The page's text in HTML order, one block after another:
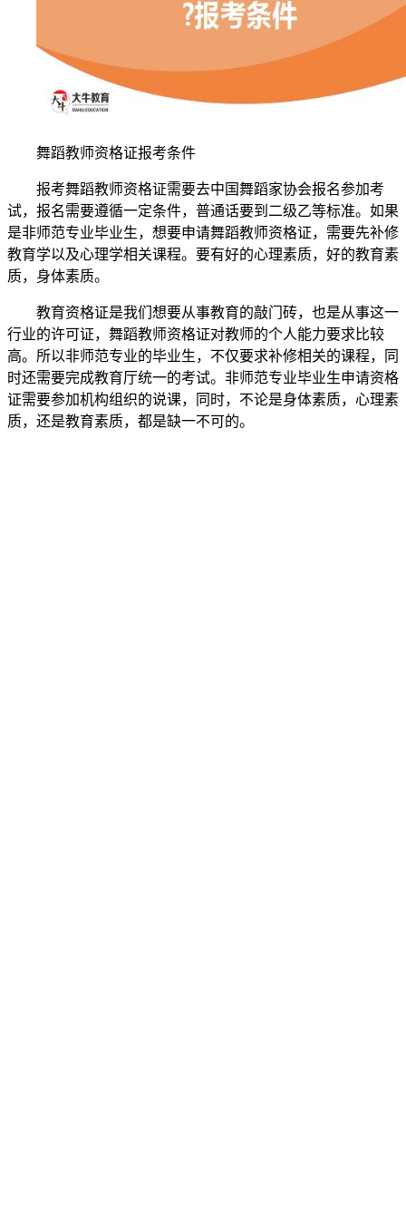
舞蹈教师资格证报考条件
报考舞蹈教师资格证需要去中国舞蹈家协会报名参加考
试，报名需要遵循一定条件，普通话要到二级乙等标准。如果
是非师范专业毕业生，想要申请舞蹈教师资格证，需要先补修
教育学以及心理学相关课程。要有好的心理素质，好的教育素
质，身体素质。
教育资格证是我们想要从事教育的敲门砖，也是从事这一
行业的许可证，舞蹈教师资格证对教师的个人能力要求比较
高。所以非师范专业的毕业生，不仅要求补修相关的课程，同
时还需要完成教育厅统一的考试。非师范专业毕业生申请资格
证需要参加机构组织的说课，同时，不论是身体素质，心理素
质，还是教育素质，都是缺一不可的。